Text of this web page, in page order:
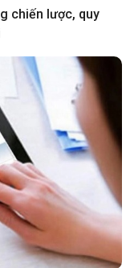
chiến lược, quy